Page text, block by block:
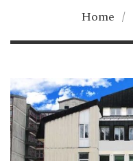
Home /